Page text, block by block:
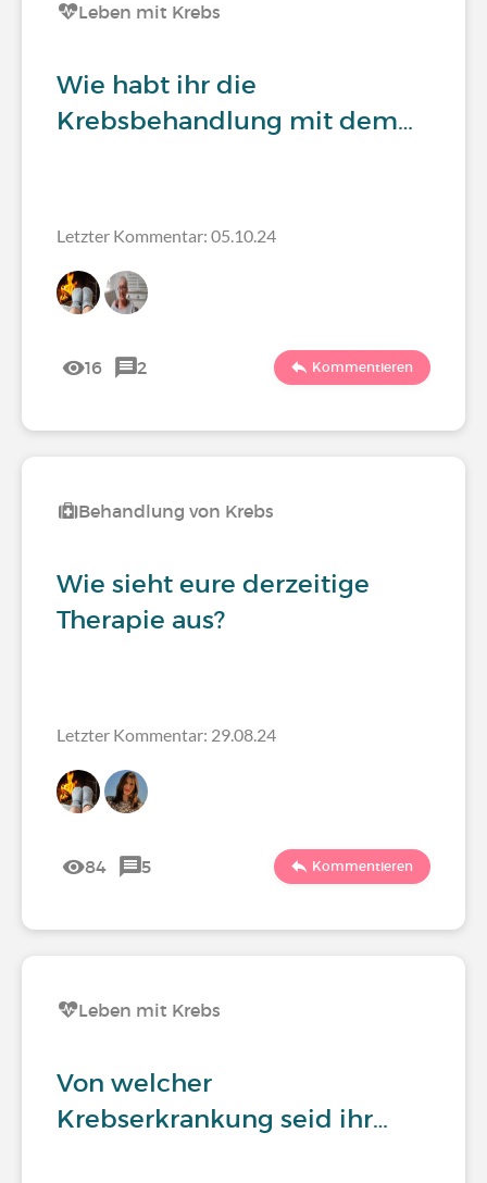
Leben mit Krebs
Wie habt ihr die
Krebsbehandlung mit dem…
Letzter Kommentar: 05.10.24
16 2 Kommentieren
Behandlung von Krebs
Wie sieht eure derzeitige
Therapie aus?
Letzter Kommentar: 29.08.24
84 5 Kommentieren
Leben mit Krebs
Von welcher
Krebserkrankung seid ihr…